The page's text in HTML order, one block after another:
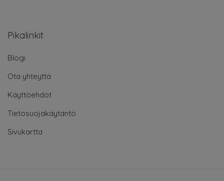
Pikalinkit
Blogi
Ota yhteyttä
Käyttöehdot
Tietosuojakäytäntö
Sivukartta